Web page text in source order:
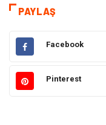
Dekorasyon
Hukuk
Giyim
PAYLAŞ
Facebook
Pinterest